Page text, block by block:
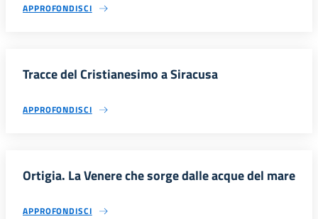
APPROFONDISCI
Tracce del Cristianesimo a Siracusa
APPROFONDISCI
Ortigia. La Venere che sorge dalle acque del mare
APPROFONDISCI